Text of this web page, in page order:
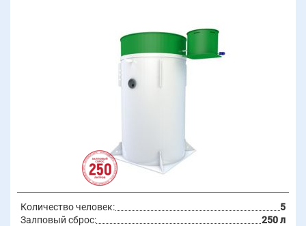
Количество человек:
5
Залповый сброс:
250 л